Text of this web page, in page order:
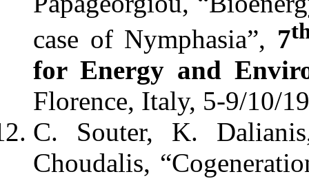
case of Nymphasia”, 7
for Energy and
Florence, Italy, 5-9/10/
C. Souter, K.
Choudalis,